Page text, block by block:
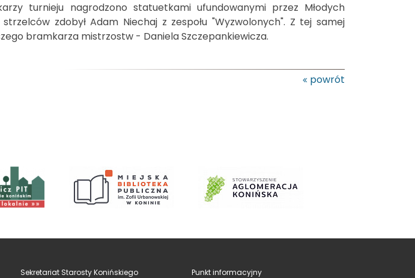
turnieju nagrodzono statuetkami ufundowanymi przez Młodych
zdobył Adam Niechaj z zespołu "Wyzwolonych". Z tej samej
bramkarza mistrzostw - Daniela Szczepankiewicza.
powrót
Sekretariat Starosty Konińskiego
Punkt informacyjny